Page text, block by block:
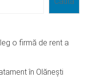
o firmă de rent a
în Olănești